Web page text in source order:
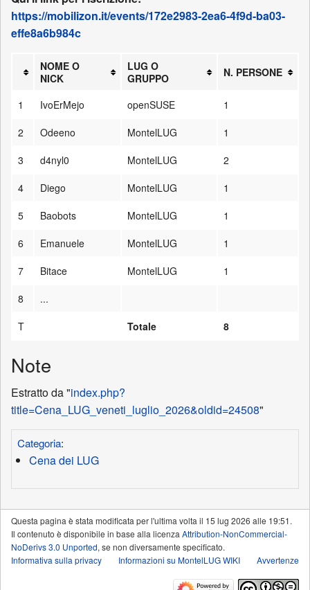
https://mobilizon.it/events/172e2983-2ea6-4f9d-ba03-
effe8a6b984c
NOME O
NICK
LUG O
GRUPPO
N. PERSONE
1 IvoErMejo openSUSE
1
2
Odeeno MontelLUG
1
3
d4nyl0 MontelLUG
2
4
Diego MontelLUG
1
5
Baobots MontelLUG
1
6
Emanuele MontelLUG
1
7
Bitace MontelLUG
1
8
...
T
Totale 8
Note
Estratto da "index.php?
title=Cena_LUG_veneti_luglio_2026&oldid=24508"
Categoria:
Cena dei LUG
Questa pagina è stata modificata per l'ultima volta il 15 lug 2026 alle 19:51.
Il contenuto è disponibile in base alla licenzaAttribution-NonCommercial-
NoDerivs 3.0 Unported, se non diversamente specificato.
Informativa sulla privacy
Informazioni su MontelLUG WIKI Avvertenze